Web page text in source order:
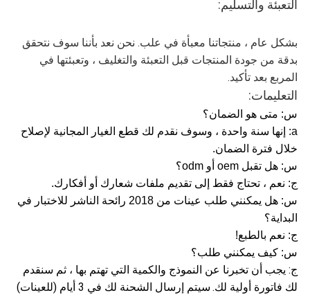
التعبئة والتسليم:
بشكل عام ، منتجاتنا معبأة في علب. نحن نعد بأننا سوف نتحقق
بدقة من جودة المنتجات قبل التعبئة والتغليف ، وتعبئتها في
المربع بعد تأكيد.
التعليمات:
س: متى هو الضمان؟
a: إنها سنة واحدة ، وسوف نقدم لك قطع الغيار المجانية لإصلاح
خلال فترة الضمان.
س: هل تقبل oem أو odm؟
ج: نعم ، تحتاج فقط إلى تقديم ملفات شعارك أو أفكارك.
س: هل يمكنني طلب عينات من 2018 رائحة الناشر للاختبار في
البداية؟
ج: نعم بالطبع!
س: كيف يمكنني طلب؟
ج: يجب أن تخبرنا عن النموذج والكمية التي تهتم بها ، ثم سنقدم
لك فاتورة أولية لك.
سيتم إرسال الشحنة لك في 3 أيام (للعينات)